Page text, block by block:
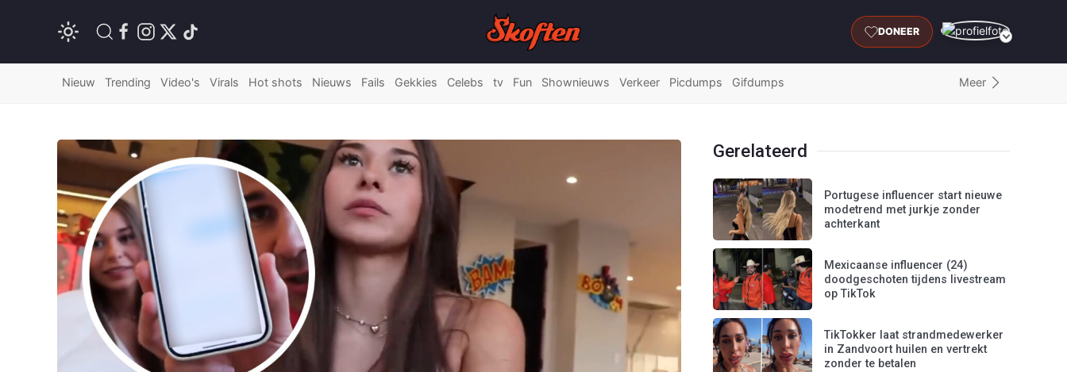
DONEER
Nieuw Trending Video's Virals Hot shots Nieuws Fails Gekkies Celebs tv Fun Shownieuws Verkeer Picdumps Gifdumps Meer
Gerelateerd
Portugese influencer start nieuwe
modetrend met jurkje zonder
achterkant
Mexicaanse influencer (24)
doodgeschoten tijdens livestream
op TikTok
TikTokker laat strandmedewerker
in Zandvoort huilen en vertrekt
zonder te betalen